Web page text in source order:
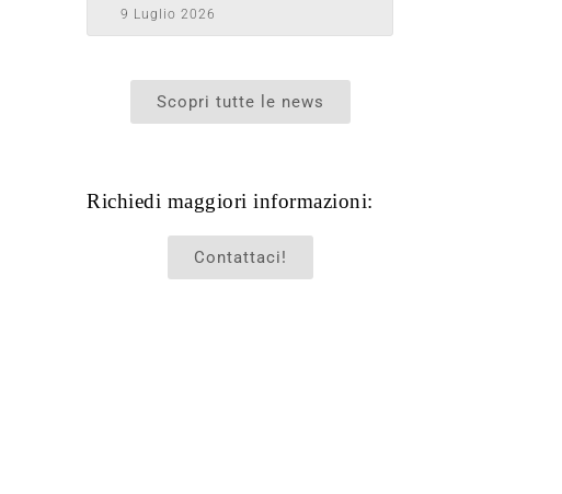
9 Luglio 2026
Scopri tutte le news
Richiedi maggiori informazioni:
Contattaci!